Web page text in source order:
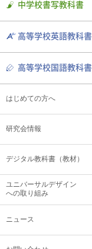
中学校書写教科書
高等学校英語教科書
高等学校国語教科書
はじめての方へ
研究会情報
デジタル教科書（教材）
ユニバーサルデザイン
への取り組み
ニュース